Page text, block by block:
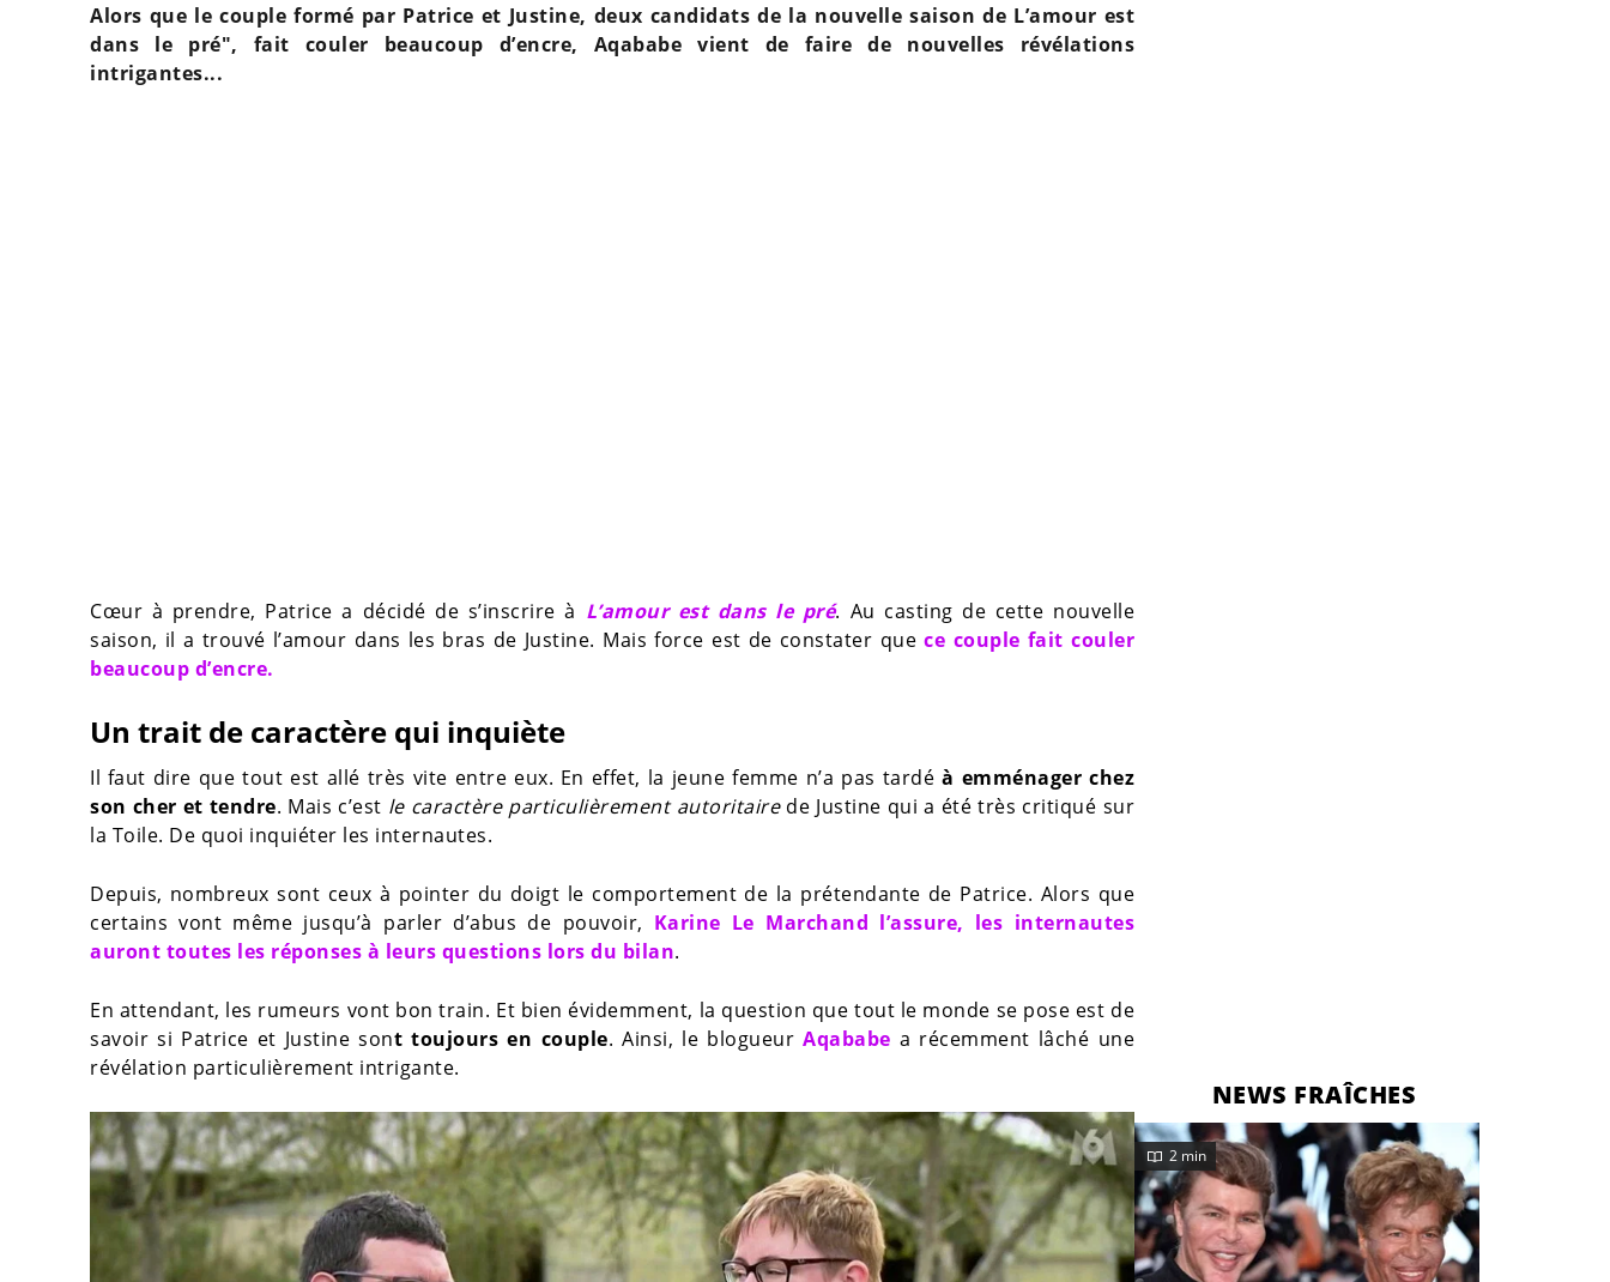
Alors que le couple formé par Patrice et Justine, deux candidats de la nouvelle saison de L’amour est
dans le pré", fait couler beaucoup d’encre, Aqababe vient de faire de nouvelles révélations
intrigantes...
Cœur à prendre, Patrice a décidé de s’inscrire à L’amour est dans le pré. Au casting de cette nouvelle
saison, il a trouvé l’amour dans les bras de Justine. Mais force est de constater quece couple fait couler
beaucoup d’encre.
Un trait de caractère qui inquiète
Il faut dire que tout est allé très vite entre eux. En effet, la jeune femme n’a pas tardéà emménager chez
son cher et tendre. Mais c’est le caractère particulièrement autoritairede Justine qui a été très critiqué sur
la Toile. De quoi inquiéter les internautes.
Depuis, nombreux sont ceux à pointer du doigt le comportement de la prétendante de Patrice. Alors que
certains vont même jusqu’à parler d’abus de pouvoir, Karine Le Marchand l’assure, les internautes
auront toutes les réponses à leurs questions lors du bilan.
En attendant, les rumeurs vont bon train. Et bien évidemment, la question que tout le monde se pose est de
savoir si Patrice et Justine sont toujours en couple. Ainsi, le blogueurAqababe a récemment lâché une
révélation particulièrement intrigante.
NEWS FRAÎCHES
2 min